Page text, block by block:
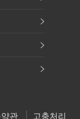
관 고충처리